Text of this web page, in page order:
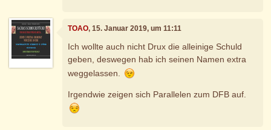
TOAO, 15. Januar 2019, um 11:11
Ich wollte auch nicht Drux die alleinige Schuld
geben, deswegen hab ich seinen Namen extra
weggelassen.
Irgendwie zeigen sich Parallelen zum DFB auf.